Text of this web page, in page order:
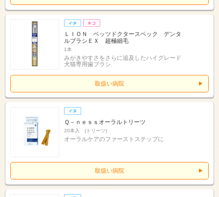
ＬＩＯＮ ベッツドクタースペック デンタ
ルブラシＥＸ 超極細毛
1本
みがきやすさをさらに追及したハイグレード
犬猫専用歯ブラシ
取扱い病院
Ｑ－ｎｅｓｓオーラルトリーツ
20本入 (トリーツ)
オーラルケアのファーストステップに
取扱い病院